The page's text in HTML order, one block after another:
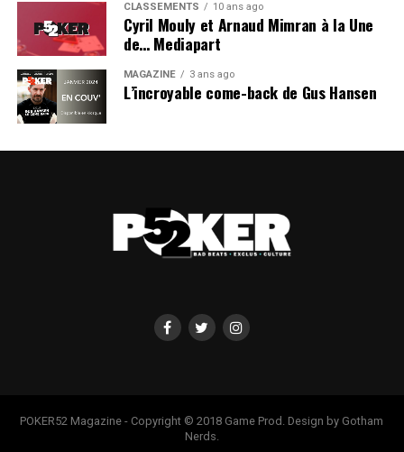
CLASSEMENTS 10 ans ago
Cyril Mouly et Arnaud Mimran à la Une
de… Mediapart
MAGAZINE 3 ans ago
L’incroyable come-back de Gus Hansen
POKER52 Magazine - Copyright © 2018 Game Prod. Design by Gotham
Nerds.